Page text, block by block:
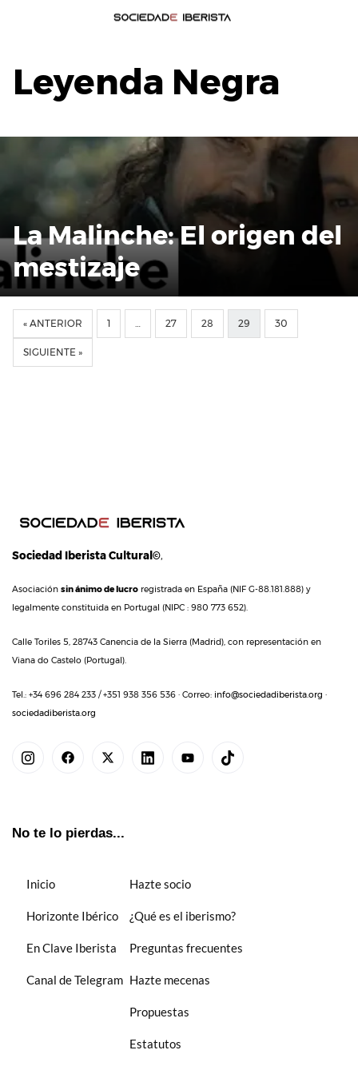
Leyenda Negra
La Malinche: El origen del
mestizaje
« ANTERIOR 1 … 27 28 29 30
SIGUIENTE »
Sociedad Iberista Cultural©,
Asociación sin ánimo de lucro registrada en España (NIF G-88.181.888) y
legalmente constituida en Portugal (NIPC : 980 773 652).
Calle Toriles 5, 28743 Canencia de la Sierra (Madrid), con representación en
Viana do Castelo (Portugal).
Tel.: +34 696 284 233 / +351 938 356 536 · Correo: info@sociedadiberista.org ·
sociedadiberista.org
No te lo pierdas...
Inicio
Horizonte Ibérico
En Clave Iberista
Canal de Telegram
Hazte socio
¿Qué es el iberismo?
Preguntas frecuentes
Hazte mecenas
Propuestas
Estatutos